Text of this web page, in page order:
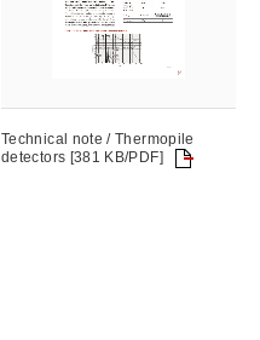
Technical note / Thermopile
detectors [381 KB/PDF]